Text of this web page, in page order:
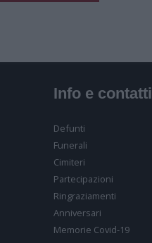
Info e contatti
Defunti
Funerali
Cimiteri
Partecipazioni
Ringraziamenti
Anniversari
Memorie Covid-19